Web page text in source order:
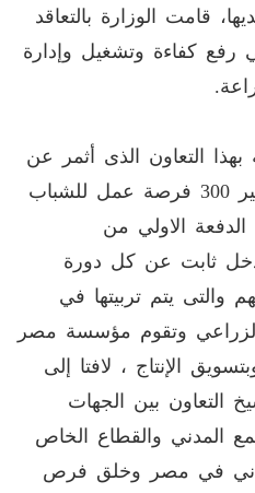
قامت الوزارة بالتعاقد
كفاءة وتشغيل وإدارة
التعاون الذى أثمر عن
رفع كفاءة 6 مزارع ، وتوفير 300 فرصة عمل للشباب
الدفعة الاولي من
ثابت عن كل دورة
والتى يتم تربيتها في
الزراعي وتقوم مؤسسة مصر
الإنتاج ، لافتا إلى
التعاون بين الجهات
المدني والقطاع الخاص
في مصر وخلق فرص